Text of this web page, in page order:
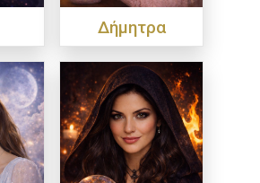
Δήμητρα